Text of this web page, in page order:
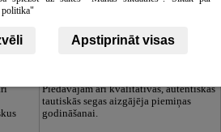
Mēs parūpēsimies
organizēšanas un
Piedāvājam arī kvalitatīvas, autentiskas
tautiskās segas aizgājēja piemiņas
godināšanai.
politika"
Apstiprināt visas